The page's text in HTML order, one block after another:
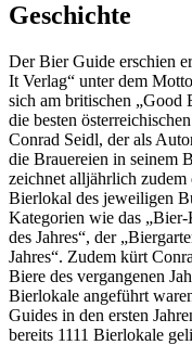
Geschichte
Der Bier Guide erschien
It Verlag“ unter dem
sich am britischen „Good
die besten
Conrad Seidl, der als
die Brauereien in seinem
zeichnet alljährlich zudem
Bierlokal des jeweiligen
Kategorien wie das „Bier-
des Jahres“, der
Jahres“. Zudem kürt
Biere des vergangenen
Bierlokale angeführt
Guides in den ersten
bereits 1111 Bierlokale